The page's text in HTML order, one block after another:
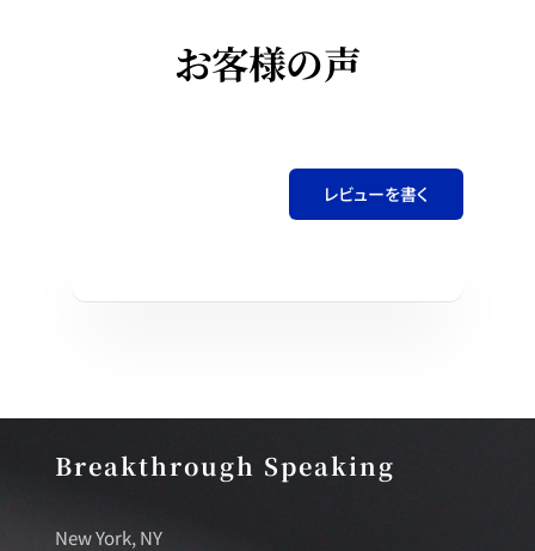
お客様の声
レビューを書く
Breakthrough Speaking
New York, NY